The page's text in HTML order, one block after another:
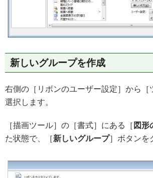
新しいグループを作成
右側の［リボンのユーザー設定］から［
選択します。
［描画ツール］の［書式］にある［ 図形
た状態で、［新しいグループ］ボタンを